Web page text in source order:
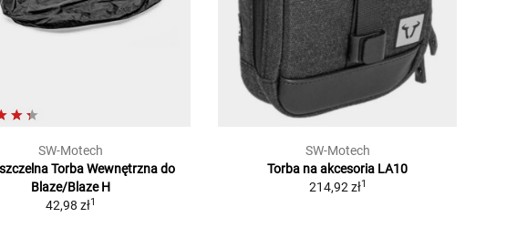
SW-Motech
Torba Wewnętrzna do
Blaze/Blaze H
42,98 zł1
SW-Motech
Torba na akcesoria LA10
214,92 zł1